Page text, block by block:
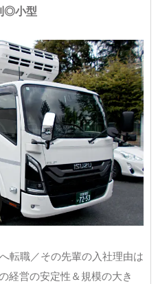
◎小型
転職／その先輩の入社理由は
経営の安定性＆規模の大き